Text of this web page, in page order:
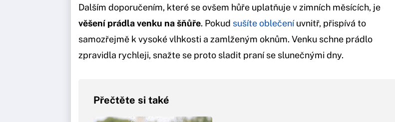
Dalším doporučením, které se ovšem hůře uplatňuje v zimních měsících, je
věšení prádla venku na šňůře. Pokud sušíte oblečeníuvnitř, přispívá to
samozřejmě k vysoké vlhkosti a zamlženým oknům. Venku schne prádlo
zpravidla rychleji, snažte se proto sladit praní se slunečnými dny.
Přečtěte si také